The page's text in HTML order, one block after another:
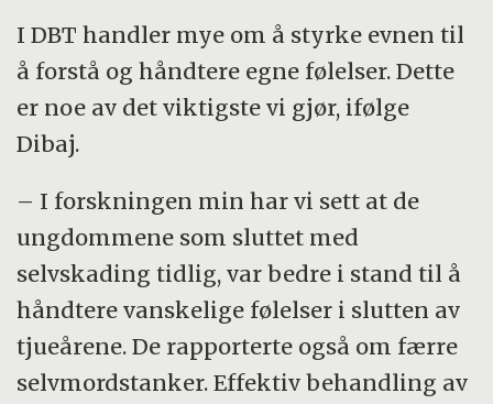
I DBT handler mye om å styrke evnen til
å forstå og håndtere egne følelser. Dette
er noe av det viktigste vi gjør, ifølge
Dibaj.
– I forskningen min har vi sett at de
ungdommene som sluttet med
selvskading tidlig, var bedre i stand til å
håndtere vanskelige følelser i slutten av
tjueårene. De rapporterte også om færre
selvmordstanker. Effektiv behandling av